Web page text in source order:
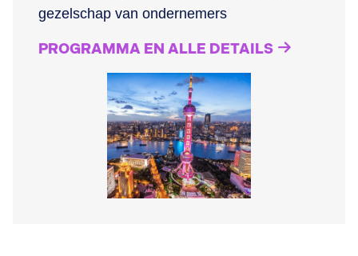
gezelschap van ondernemers
PROGRAMMA EN ALLE DETAILS